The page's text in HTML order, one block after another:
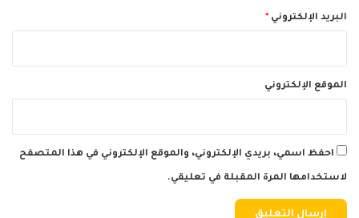
البريد الإلكتروني *
الموقع الإلكتروني
احفظ اسمي، بريدي الإلكتروني، والموقع الإلكتروني في هذا المتصفح
لاستخدامها المرة المقبلة في تعليقي.